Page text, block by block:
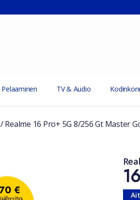
Pelaaminen TV & Audio
/Realme 16 Pro+ 5G 8/256 Gt Master